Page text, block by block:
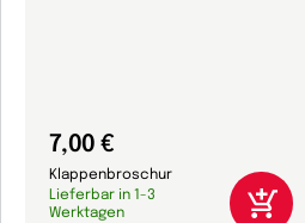
7,00 €
Klappenbroschur
Lieferbar in 1-3
Werktagen